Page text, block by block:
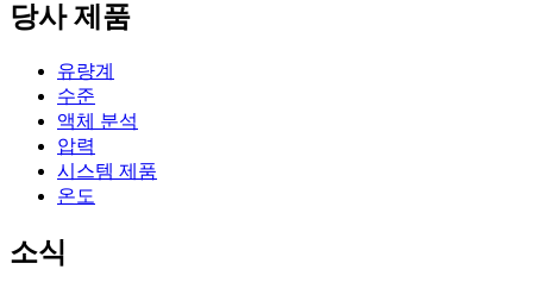
당사 제품
유량계
수준
액체 분석
압력
시스템 제품
온도
소식